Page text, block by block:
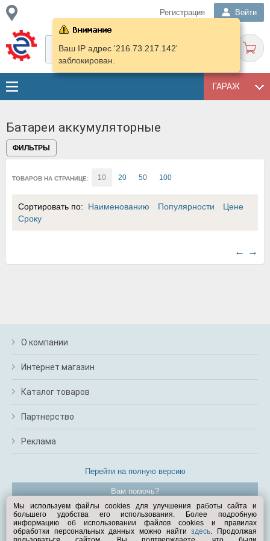
Регистрация Войти
ГАРАЖ
Ваш IP адрес '216.73.217.142'
заблокирован.
Батареи аккумуляторные
ФИЛЬТРЫ
ТОВАРОВ НА СТРАНИЦЕ: 10 20 50 100
Сортировать по: Наименованию Популярности
Цене
Сроку
← →
О компании
Интернет магазин
Каталог товаров
Партнерство
Реклама
Перейти на полную версию
Вам помочь?
© Exist.ru 1998—2026
Мы используем файлы cookies для улучшения работы сайта и
большего удобства его использования. Более подробную
информацию об использовании файлов cookies и правилах
обработки персональных данных можно найтиздесь. Продолжая